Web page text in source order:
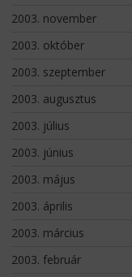
2003. november
2003. október
2003. szeptember
2003. augusztus
2003. július
2003. június
2003. május
2003. április
2003. március
2003. február